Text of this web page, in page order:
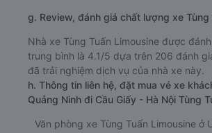
g. Review, đánh giá chất lượng xe Tùng
Nhà xe Tùng Tuấn Limousine được
trung bình là 4.1/5 dựa trên 206 đánh
đã trải nghiệm dịch vụ của nhà xe này.
h. Thông tin liên hệ, đặt mua vé xe
Quảng Ninh đi Cầu Giấy - Hà Nội Tùng
Văn phòng xe Tùng Tuấn Limousine ở